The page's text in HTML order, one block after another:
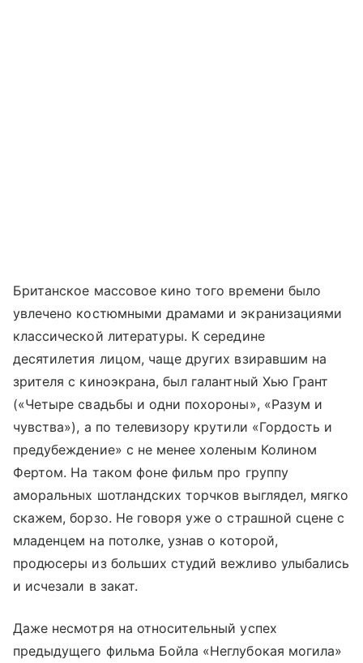
Британское массовое кино того времени было
увлечено костюмными драмами и экранизациями
классической литературы. К середине
десятилетия лицом, чаще других взиравшим на
зрителя с киноэкрана, был галантный Хью Грант
(«Четыре свадьбы и одни похороны», «Разум и
чувства»), а по телевизору крутили «Гордость и
предубеждение» с не менее холеным Колином
Фертом. На таком фоне фильм про группу
аморальных шотландских торчков выглядел, мягко
скажем, борзо. Не говоря уже о страшной сцене с
младенцем на потолке, узнав о которой,
продюсеры из больших студий вежливо улыбались
и исчезали в закат.
Даже несмотря на относительный успех
предыдущего фильма Бойла «Неглубокая могила»